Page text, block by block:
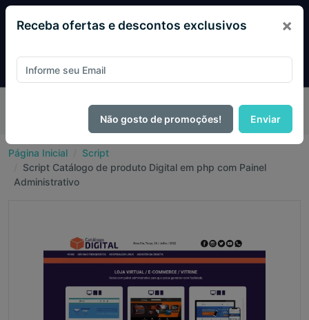
PIX e ganhe 14% OFF em todo o site no mês
de Agosto.
Página Inicial
Script
Script Catálogo de produto Digital em php com Painel
Administrativo
Receba ofertas e descontos exclusivos ×
Não gosto de promoções! Enviar